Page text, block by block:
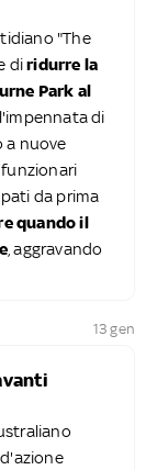
"The
diridurre la
Park al
di
a nuove
da prima
quando il
, aggravando
13 gen